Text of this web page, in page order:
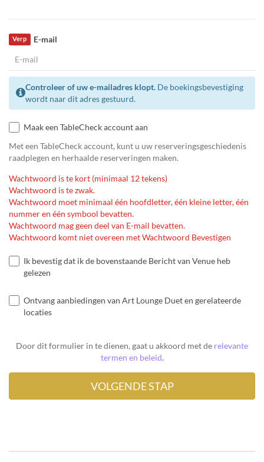
E-mail
Verp
Controleer of uw e-mailadres klopt. De boekingsbevestiging
wordt naar dit adres gestuurd.
Maak een TableCheck account aan
Met een TableCheck account, kunt u uw reserveringsgeschiedenis
raadplegen en herhaalde reserveringen maken.
Wachtwoord is te kort (minimaal 12 tekens)
Wachtwoord is te zwak.
Wachtwoord moet minimaal één hoofdletter, één kleine letter, één
nummer en één symbool bevatten.
Wachtwoord mag geen deel van E-mail bevatten.
Wachtwoord komt niet overeen met Wachtwoord Bevestigen
Ik bevestig dat ik de bovenstaande Bericht van Venue heb
gelezen
Ontvang aanbiedingen van Art Lounge Duet en gerelateerde
locaties
Door dit formulier in te dienen, gaat u akkoord met de relevante
termen en beleid.